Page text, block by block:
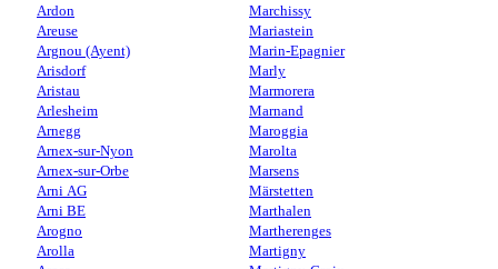
Ardon
Areuse
Argnou (Ayent)
Arisdorf
Aristau
Arlesheim
Arnegg
Arnex-sur-Nyon
Arnex-sur-Orbe
Arni AG
Arni BE
Arogno
Arolla
Marchissy
Mariastein
Marin-Epagnier
Marly
Marmorera
Marnand
Maroggia
Marolta
Marsens
Märstetten
Marthalen
Martherenges
Martigny